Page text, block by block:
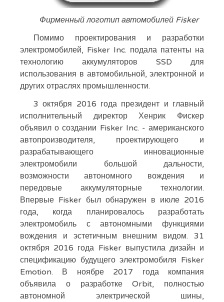
Фирменный логотип автомобилей Fisker
Помимо проектирования и разработки
электромобилей, Fisker Inc. подала патенты на
технологию аккумуляторов SSD для
использования в автомобильной, электронной и
других отраслях промышленности.
3 октября 2016 года президент и главный
исполнительный директор Хенрик Фискер
объявил о создании Fisker Inc. - американского
автопроизводителя, проектирующего и
разрабатывающего инновационные
электромобили большой дальности,
возможности автономного вождения и
передовые аккумуляторные технологии.
Впервые Fisker был обнаружен в июле 2016
года, когда планировалось разработать
электромобиль с автономными функциями
вождения и эстетичным внешним видом. 31
октября 2016 года Fisker выпустила дизайн и
спецификацию будущего электромобиля Fisker
Emotion. В ноябре 2017 года компания
объявила о разработке Orbit, полностью
автономной электрической шины,